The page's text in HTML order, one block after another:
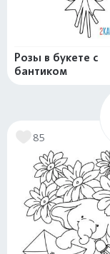
Розы в букете с
бантиком
85